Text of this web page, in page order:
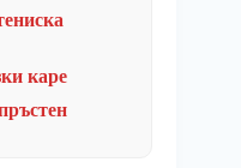
каре